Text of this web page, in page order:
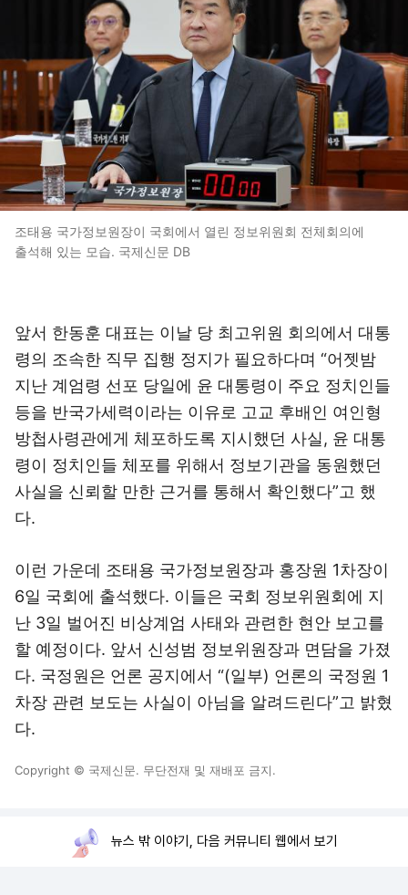
조태용 국가정보원장이 국회에서 열린 정보위원회 전체회의에
출석해 있는 모습. 국제신문 DB
앞서 한동훈 대표는 이날 당 최고위원 회의에서 대통
령의 조속한 직무 집행 정지가 필요하다며 “어젯밤
지난 계엄령 선포 당일에 윤 대통령이 주요 정치인들
등을 반국가세력이라는 이유로 고교 후배인 여인형
방첩사령관에게 체포하도록 지시했던 사실, 윤 대통
령이 정치인들 체포를 위해서 정보기관을 동원했던
사실을 신뢰할 만한 근거를 통해서 확인했다”고 했
다.
이런 가운데 조태용 국가정보원장과 홍장원 1차장이
6일 국회에 출석했다. 이들은 국회 정보위원회에 지
난 3일 벌어진 비상계엄 사태와 관련한 현안 보고를
할 예정이다. 앞서 신성범 정보위원장과 면담을 가졌
다. 국정원은 언론 공지에서 “(일부) 언론의 국정원 1
차장 관련 보도는 사실이 아님을 알려드린다”고 밝혔
다.
Copyright © 국제신문. 무단전재 및 재배포 금지.
뉴스 밖 이야기, 다음 커뮤니티 웹에서 보기